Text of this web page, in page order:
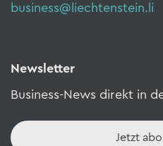
business@liechtenstein.li
Newsletter
Business-News direkt in
Jetzt